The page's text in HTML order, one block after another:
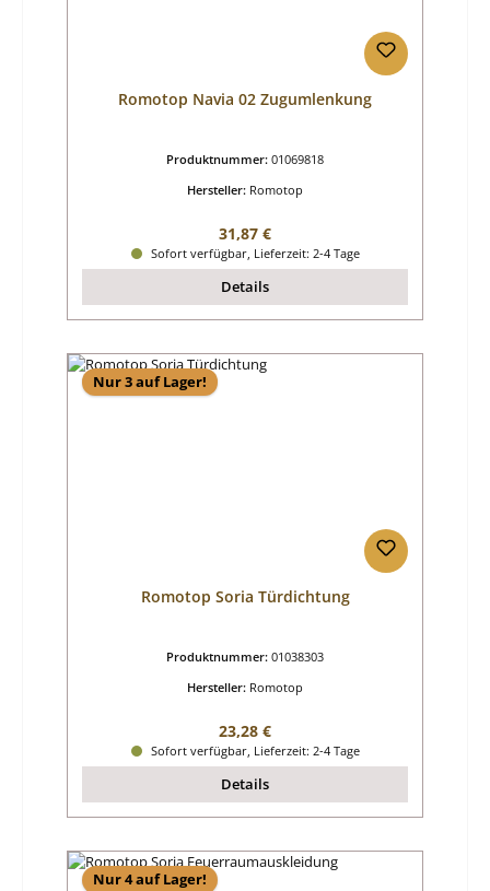
Romotop Navia 02 Zugumlenkung
Produktnummer: 01069818
Hersteller: Romotop
Regulärer Preis:
31,87 €
Sofort verfügbar, Lieferzeit: 2-4 Tage
Details
Nur 3 auf Lager!
Romotop Soria Türdichtung
Produktnummer: 01038303
Hersteller: Romotop
Regulärer Preis:
23,28 €
Sofort verfügbar, Lieferzeit: 2-4 Tage
Details
Nur 4 auf Lager!